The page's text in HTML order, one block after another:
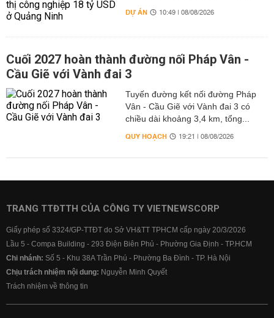
DỰ ÁN 10:49 | 08/08/2026
Cuối 2027 hoàn thành đường nối Pháp Vân -
Cầu Giẽ với Vành đai 3
Tuyến đường kết nối đường Pháp
Vân - Cầu Giẽ với Vành đai 3 có
chiều dài khoảng 3,4 km, tổng...
QUY HOẠCH 19:21 | 08/08/2026
TRANG TTĐTTH CỦA CÔNG TY VIETNEWSCORP
Giấy phép số 3324/GP-TTĐT do Sở VH&TT TPHCM cấp ngày 20/3/2026
Lầu 5 - Compa Building - 293 Điện Biên Phủ - Phường Gia Định - TP.HCM
Chi nhánh: Số 5 - Khu 38A Trần Phú - Phường Ba Đình - TP. Hà Nội
Chịu trách nhiệm nội dung: Nguyễn Minh Quyết
Trách nhiệm về thông tin